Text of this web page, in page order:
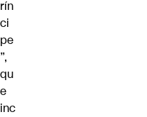
rín
ci
pe
”,
qu
e
inc